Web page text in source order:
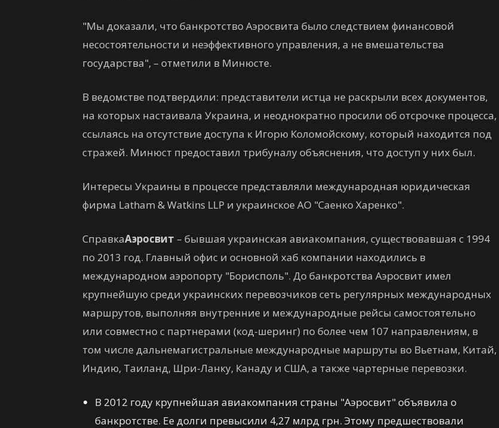
"Мы доказали, что банкротство Аэросвита было следствием финансовой
несостоятельности и неэффективного управления, а не вмешательства
государства", – отметили в Минюсте.
В ведомстве подтвердили: представители истца не раскрыли всех документов,
на которых настаивала Украина, и неоднократно просили об отсрочке процесса,
ссылаясь на отсутствие доступа к Игорю Коломойскому, который находится под
стражей. Минюст предоставил трибуналу объяснения, что доступ у них был.
Интересы Украины в процессе представляли международная юридическая
фирма Latham & Watkins LLP и украинское АО "Саенко Харенко".
СправкаАэросвит – бывшая украинская авиакомпания, существовавшая с 1994
по 2013 год. Главный офис и основной хаб компании находились в
международном аэропорту "Борисполь". До банкротства Аэросвит имел
крупнейшую среди украинских перевозчиков сеть регулярных международных
маршрутов, выполняя внутренние и международные рейсы самостоятельно
или совместно с партнерами (код-шеринг) по более чем 107 направлениям, в
том числе дальнемагистральные международные маршруты во Вьетнам, Китай,
Индию, Таиланд, Шри-Ланку, Канаду и США, а также чартерные перевозки.
В 2012 году крупнейшая авиакомпания страны "Аэросвит" объявила о
банкротстве. Ее долги превысили 4,27 млрд грн. Этому предшествовали